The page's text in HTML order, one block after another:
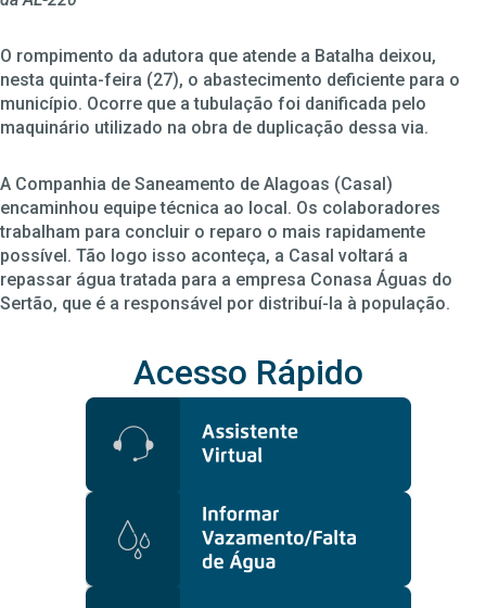
O rompimento da adutora que atende a Batalha deixou,
nesta quinta-feira (27), o abastecimento deficiente para o
município. Ocorre que a tubulação foi danificada pelo
maquinário utilizado na obra de duplicação dessa via.
A Companhia de Saneamento de Alagoas (Casal)
encaminhou equipe técnica ao local. Os colaboradores
trabalham para concluir o reparo o mais rapidamente
possível. Tão logo isso aconteça, a Casal voltará a
repassar água tratada para a empresa Conasa Águas do
Sertão, que é a responsável por distribuí-la à população.
Acesso Rápido